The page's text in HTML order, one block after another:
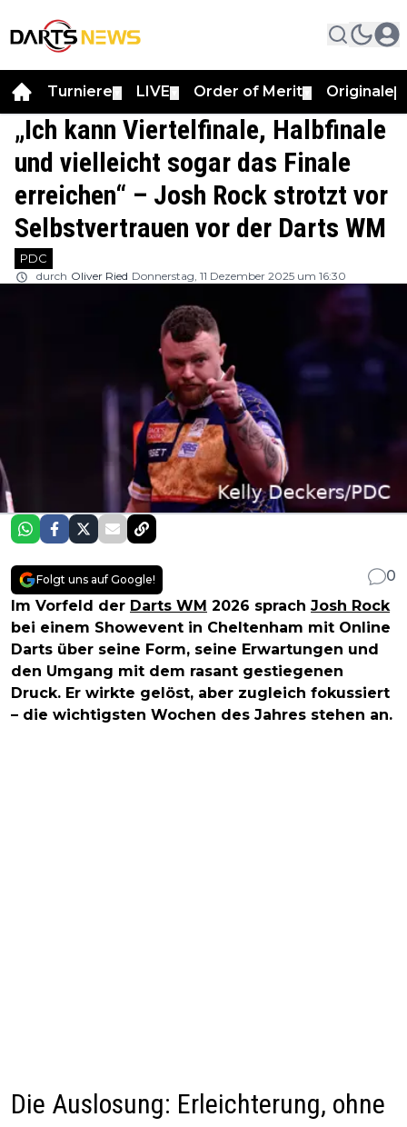
Turniere LIVE Order of Merit Originale
„Ich kann Viertelfinale, Halbfinale
und vielleicht sogar das Finale
erreichen“ – Josh Rock strotzt vor
Selbstvertrauen vor der Darts WM
PDC
durch Oliver Ried Donnerstag, 11 Dezember 2025 um 16:30
Folgt uns auf Google!
0
Im Vorfeld der Darts WM 2026 sprach Josh Rock
bei einem Showevent in Cheltenham mit Online
Darts über seine Form, seine Erwartungen und
den Umgang mit dem rasant gestiegenen
Druck. Er wirkte gelöst, aber zugleich fokussiert
– die wichtigsten Wochen des Jahres stehen an.
Die Auslosung: Erleichterung, ohne